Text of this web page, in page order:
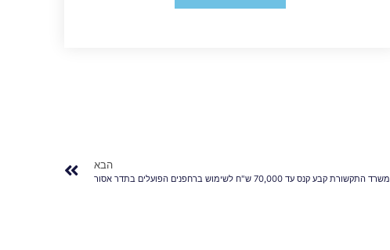
הבא
משרד התקשורת קבע קנס עד 70,000 ש"ח לשימוש ברחפנים הפועלים בתדר אסור